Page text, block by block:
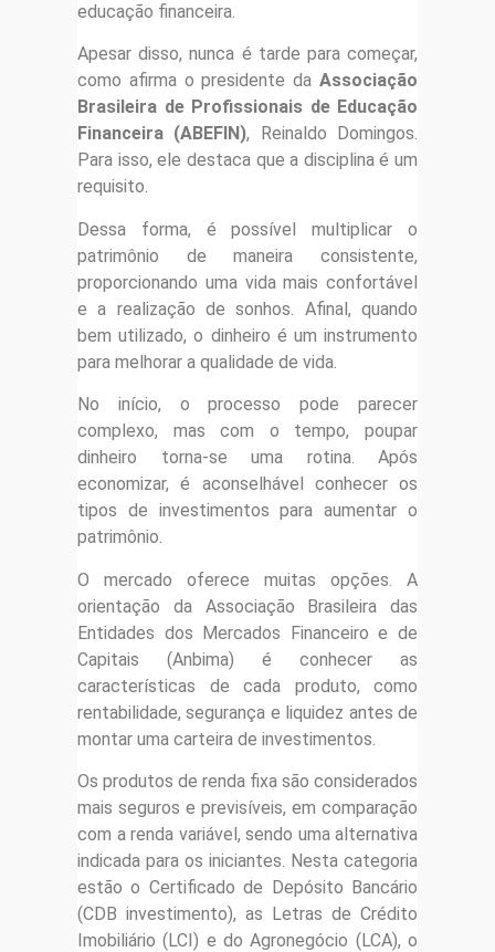
educação financeira.
Apesar disso, nunca é tarde para começar,
como afirma o presidente da Associação
Brasileira de Profissionais de Educação
Financeira (ABEFIN), Reinaldo Domingos.
Para isso, ele destaca que a disciplina é um
requisito.
Dessa forma, é possível multiplicar o
patrimônio de maneira consistente,
proporcionando uma vida mais confortável
e a realização de sonhos. Afinal, quando
bem utilizado, o dinheiro é um instrumento
para melhorar a qualidade de vida.
No início, o processo pode parecer
complexo, mas com o tempo, poupar
dinheiro torna-se uma rotina. Após
economizar, é aconselhável conhecer os
tipos de investimentos para aumentar o
patrimônio.
O mercado oferece muitas opções. A
orientação da Associação Brasileira das
Entidades dos Mercados Financeiro e de
Capitais (Anbima) é conhecer as
características de cada produto, como
rentabilidade, segurança e liquidez antes de
montar uma carteira de investimentos.
Os produtos de renda fixa são considerados
mais seguros e previsíveis, em comparação
com a renda variável, sendo uma alternativa
indicada para os iniciantes. Nesta categoria
estão o Certificado de Depósito Bancário
(CDB investimento), as Letras de Crédito
Imobiliário (LCI) e do Agronegócio (LCA), o